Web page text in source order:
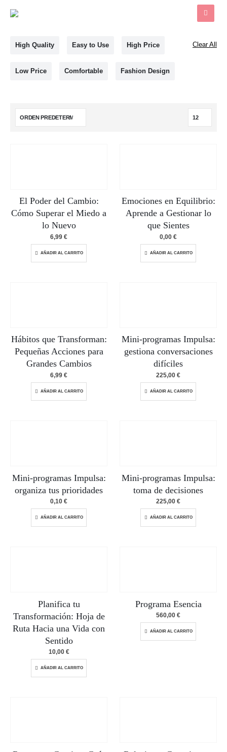
High Quality Easy to Use High Price
Low Price Comfortable Fashion Design
Clear All
El Poder del Cambio:
Cómo Superar el Miedo a
lo Nuevo
6,99 €
AÑADIR AL CARRITO
Emociones en Equilibrio:
Aprende a Gestionar lo
que Sientes
0,00 €
AÑADIR AL CARRITO
Hábitos que Transforman:
Pequeñas Acciones para
Grandes Cambios
6,99 €
AÑADIR AL CARRITO
Mini-programas Impulsa:
gestiona conversaciones
difíciles
225,00 €
AÑADIR AL CARRITO
Mini-programas Impulsa:
organiza tus prioridades
0,10 €
AÑADIR AL CARRITO
Mini-programas Impulsa:
toma de decisiones
225,00 €
AÑADIR AL CARRITO
Planifica tu
Transformación: Hoja de
Ruta Hacia una Vida con
Sentido
10,00 €
AÑADIR AL CARRITO
Programa Esencia
560,00 €
AÑADIR AL CARRITO